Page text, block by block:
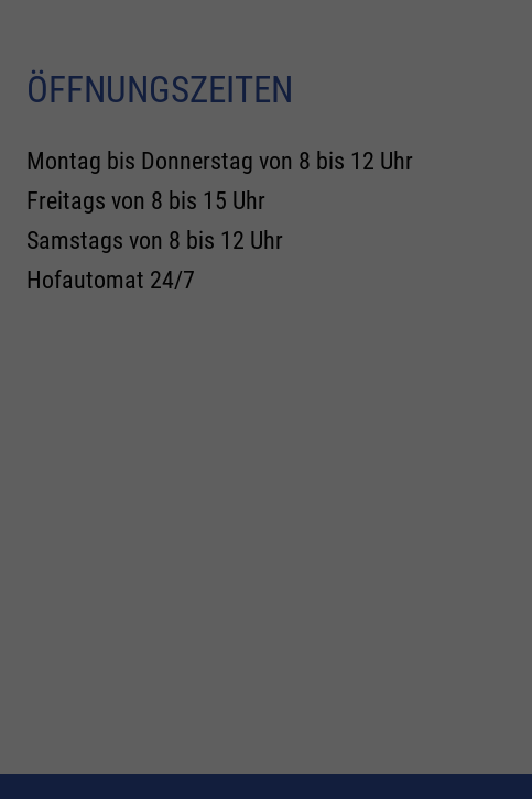
ÖFFNUNGSZEITEN
Montag bis Donnerstag von 8 bis 12 Uhr
Freitags von 8 bis 15 Uhr
Samstags von 8 bis 12 Uhr
Hofautomat 24/7